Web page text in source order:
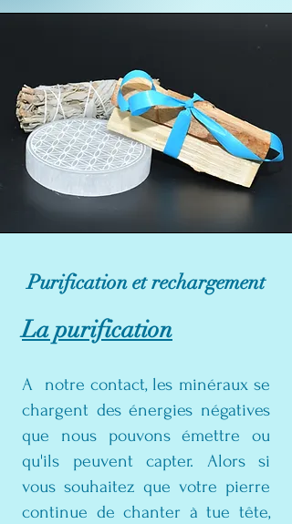
Purification et rechargement
La purification
A notre contact, les minérauxse
chargent des énergies négatives
que nous pouvons émettre ou
qu'ils peuvent capter. Alors si
vous souhaitez que votre pierre
continue de chanter à tue tête,